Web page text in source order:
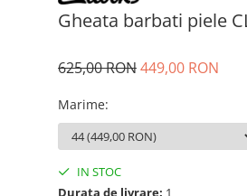
Gheata barbati piele
625,00 RON449,00 RON
Marime:
IN STOC
Durata de livrare: 1